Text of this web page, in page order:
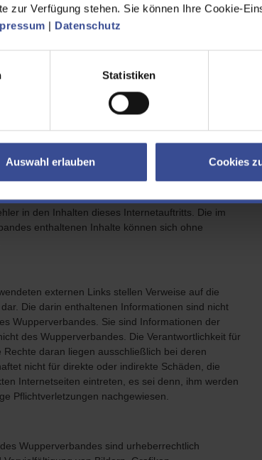
zur Verfügung stehen. Sie können Ihre Cookie-
| Datenschutz
Statistiken
Auswahl erlauben Cookies
Programmierung
/ Disclaimer
enthalten Informationen zutreffend sind. Eine
Richtigkeit und Vollständigkeit der zur
ausgeschlossen. Der Wupperverband
in den Inhalten dieses Internetauftritts. Die im
enthaltenen Inhalte können sich ohne
externen Links stellen Verweise auf die
Die darin enthaltenen Informationen sind nicht
Wupperverbandes. Sie sind Informationen der
des Wupperverbandes. Die Verantwortlichkeit für
daran liegen ausschließlich bei deren
nicht für direkte oder indirekte Schäden, die
Internetseiten eintreten, es sei denn, ihm werden
Pflichtverletzungen nachgewiesen.
Wupperverbandes sind urheberrechtlich